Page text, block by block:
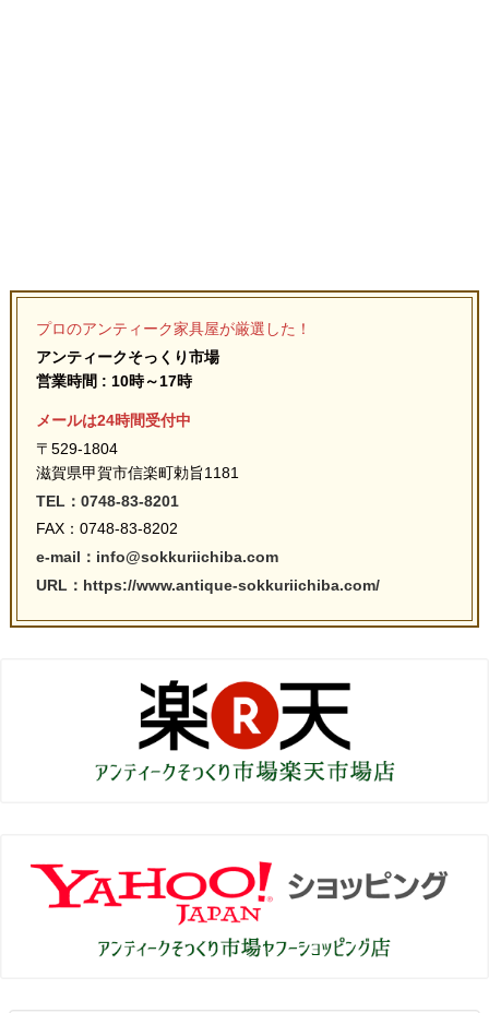
プロのアンティーク家具屋が厳選した！
アンティークそっくり市場
営業時間 : 10時～17時
メールは24時間受付中
〒529-1804
滋賀県甲賀市信楽町勅旨1181
TEL：0748-83-8201
FAX：0748-83-8202
e-mail：info@sokkuriichiba.com
URL：https://www.antique-sokkuriichiba.com/